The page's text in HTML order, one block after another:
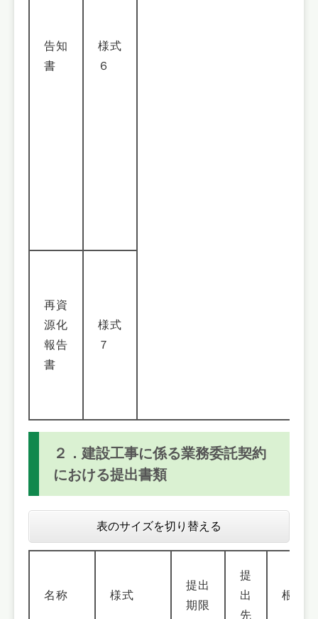
告知
書
様式
６
再資
源化
報告
書
様式
７
２．建設工事に係る業務委託契約
における提出書類
表のサイズを切り替える
名称 様式
提出
期限
提
出
先
根拠